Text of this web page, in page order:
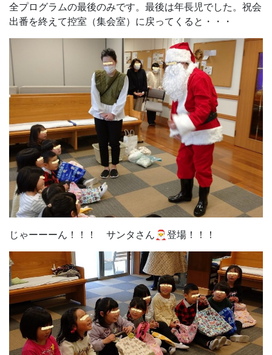
全プログラムの最後のみです。最後は年長児でした。祝会
出番を終えて控室（集会室）に戻ってくると・・・
じゃーーーん！！！ サンタさん🎅登場！！！